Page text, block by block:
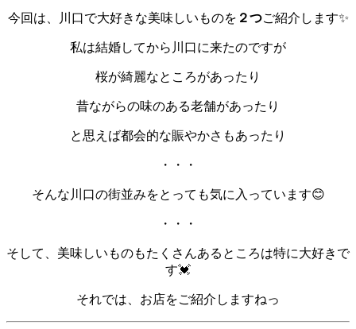
今回は、川口で大好きな美味しいものを ２つご紹介します✨
私は結婚してから川口に来たのですが
桜が綺麗なところがあったり
昔ながらの味のある老舗があったり
と思えば都会的な賑やかさもあったり
・・・
そんな川口の街並みをとっても気に入っています😊
・・・
そして、美味しいものもたくさんあるところは特に大好きで
す💓
それでは、お店をご紹介しますねっ